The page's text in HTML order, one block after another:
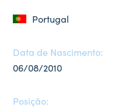
Portugal
Data de Nascimento:
06/08/2010
Posição: